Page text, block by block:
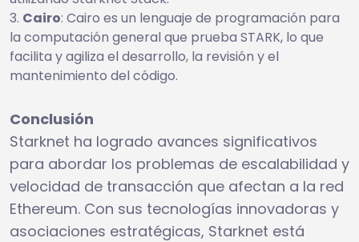
Cairo: Cairo es un lenguaje de programación para
la computación general que prueba STARK, lo que
facilita y agiliza el desarrollo, la revisión y el
mantenimiento del código.
Conclusión
Starknet ha logrado avances significativos
para abordar los problemas de escalabilidad y
velocidad de transacción que afectan a la red
Ethereum. Con sus tecnologías innovadoras y
asociaciones estratégicas, Starknet está